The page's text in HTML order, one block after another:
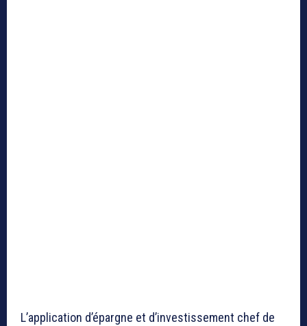
L’application d’épargne et d’investissement chef de